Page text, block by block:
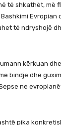
të shkathët, më
Evropian
të ndryshojë
kërkuan
bindje dhe
ne
pika